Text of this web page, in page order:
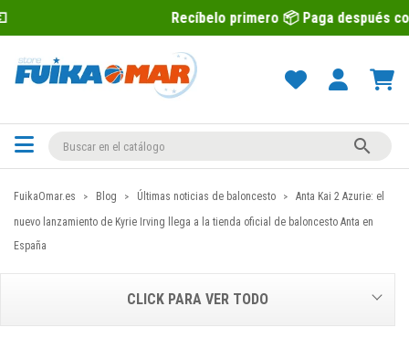
Recíbelo primero 📦 Paga después con Sequra 💶

FuikaOmar.es Blog Últimas noticias de baloncesto
Anta Kai 2 Azurie: el
nuevo lanzamiento de Kyrie Irving llega a la tienda oficial de baloncesto Anta en
España
CLICK PARA VER TODO